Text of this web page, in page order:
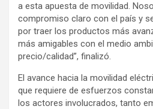
a esta apuesta de movilidad.
compromiso claro con el país y
por traer los productos más
más amigables con el medio
precio/calidad”, finalizó.
El avance hacia la movilidad
que requiere de esfuerzos
los actores involucrados, tanto